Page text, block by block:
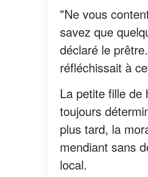
"Ne vous
savez que
déclaré le
réfléchissait à
La petite fille de
toujours
plus tard, la
mendiant sans
local.